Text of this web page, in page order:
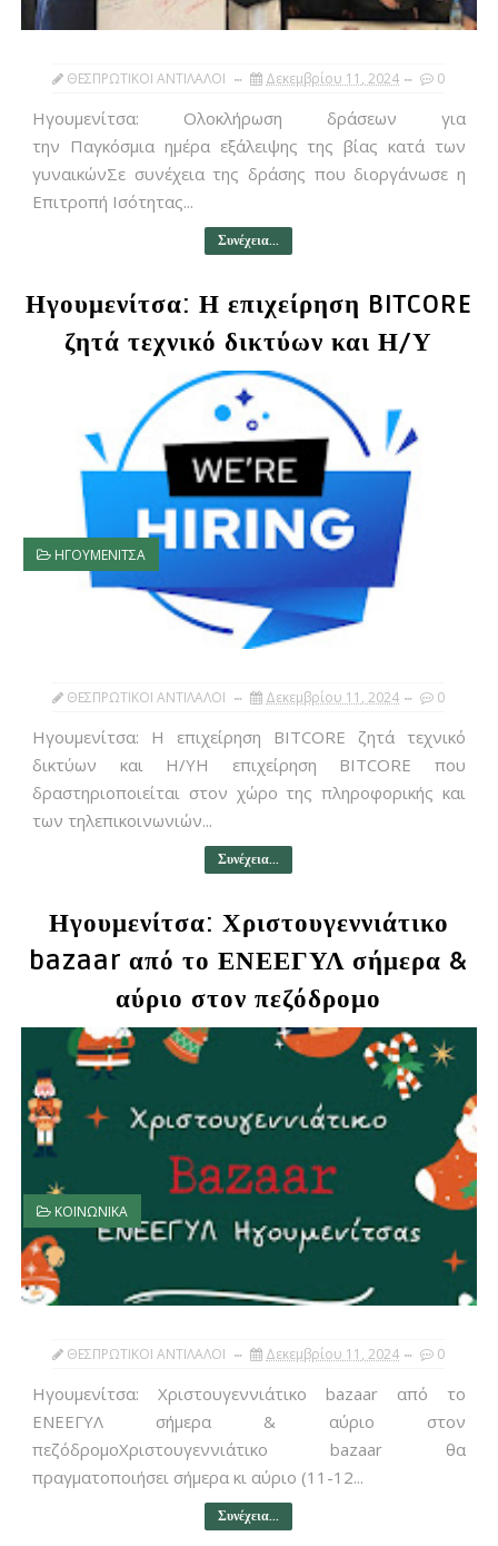
ΘΕΣΠΡΩΤΙΚΟΙ ΑΝΤΙΛΑΛΟΙ Δεκεμβρίου 11, 2024 0
Ηγουμενίτσα: Ολοκλήρωση δράσεων για
την Παγκόσμια ημέρα εξάλειψης της βίας κατά των
γυναικώνΣε συνέχεια της δράσης που διοργάνωσε η
Επιτροπή Ισότητας...
Συνέχεια...
Ηγουμενίτσα: Η επιχείρηση BITCORE
ζητά τεχνικό δικτύων και Η/Υ
ΗΓΟΥΜΕΝΙΤΣΑ
ΘΕΣΠΡΩΤΙΚΟΙ ΑΝΤΙΛΑΛΟΙ Δεκεμβρίου 11, 2024 0
Ηγουμενίτσα: Η επιχείρηση BITCORE ζητά τεχνικό
δικτύων και Η/ΥΗ επιχείρηση BITCORE που
δραστηριοποιείται στον χώρο της πληροφορικής και
των τηλεπικοινωνιών...
Συνέχεια...
Ηγουμενίτσα: Χριστουγεννιάτικο
bazaar από το ΕΝΕΕΓΥΛ σήμερα &
αύριο στον πεζόδρομο
ΚΟΙΝΩΝΙΚΑ
ΘΕΣΠΡΩΤΙΚΟΙ ΑΝΤΙΛΑΛΟΙ Δεκεμβρίου 11, 2024 0
Ηγουμενίτσα: Χριστουγεννιάτικο bazaar από το
ΕΝΕΕΓΥΛ σήμερα & αύριο στον
πεζόδρομοΧριστουγεννιάτικο bazaar θα
πραγματοποιήσει σήμερα κι αύριο (11-12...
Συνέχεια...